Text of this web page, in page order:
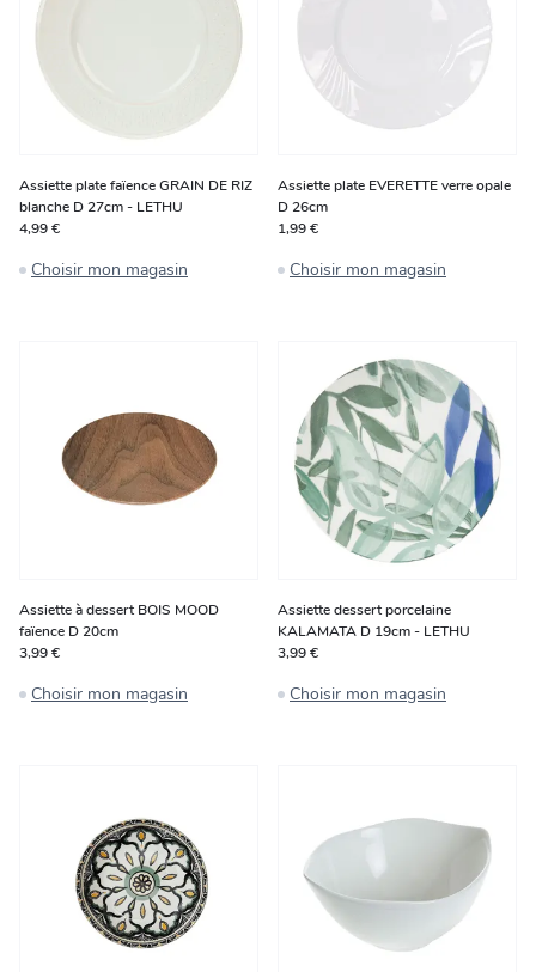
Assiette plate faïence GRAIN DE RIZ
blanche D 27cm - LETHU
4,99 €
Choisir mon magasin
Assiette plate EVERETTE verre opale
D 26cm
1,99 €
Choisir mon magasin
Assiette à dessert BOIS MOOD
faïence D 20cm
3,99 €
Choisir mon magasin
Assiette dessert porcelaine
KALAMATA D 19cm - LETHU
3,99 €
Choisir mon magasin